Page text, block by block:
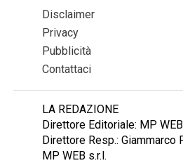
Disclaimer
Privacy
Pubblicità
Contattaci
LA REDAZIONE
Direttore Editoriale: MP WEB
Direttore Resp.: Giammarco
MP WEB s.r.l.